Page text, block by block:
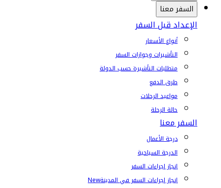
السفر معنا
الإعداد قبل السفر
أنواع الأسعار
التأشيرات وجوازات السفر
متطلبات التأشيرة حسب الدولة
طرق الدفع
مواعيد الرحلات
حالة الرحلة
السفر معنا
درجة الأعمال
الدرجة السياحية
إنجاز إجراءات السفر
إنجاز إجراءات السفر في المدينةNew